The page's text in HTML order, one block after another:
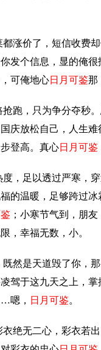
都涨价了，短信收费
发个信息，显的俺
可俺地心日月可鉴那
抢跑，只为争分夺秒
庆放松自己，人生
登高。真心日月可鉴
度，足以透过严寒，
的温暖，足够跨过
；小寒节气到，朋
，幸福无数，小。
既然是天道毁了你，
驾于这九天之上，掌
嗯， 日月可鉴。
衣绝无二心，彩衣若